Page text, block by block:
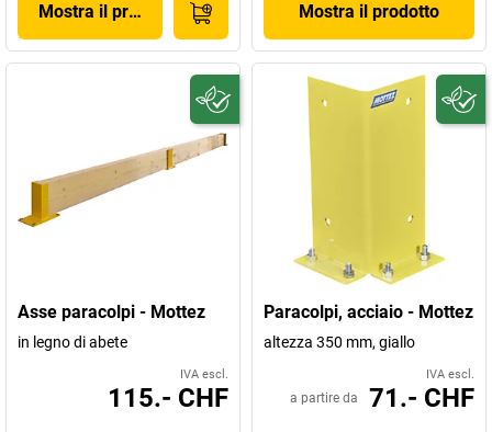
Mostra il prodotto Mostra il prodotto
Asse paracolpi - Mottez
in legno di abete
IVA escl.
115.- CHF
Paracolpi, acciaio - Mottez
altezza 350 mm, giallo
IVA escl.
a partire da 71.- CHF